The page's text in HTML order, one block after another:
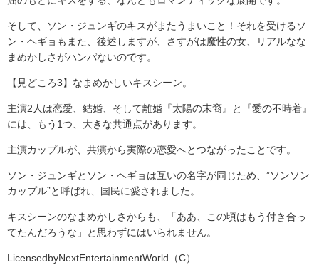
そして、ソン・ジュンギのキスがまたうまいこと！それを受けるソ
ン・ヘギョもまた、後述しますが、さすがは魔性の女、リアルなな
まめかしさがハンパないのです。
【見どころ3】なまめかしいキスシーン。
主演2人は恋愛、結婚、そして離婚『太陽の末裔』と『愛の不時着』
には、もう1つ、大きな共通点があります。
主演カップルが、共演から実際の恋愛へとつながったことです。
ソン・ジュンギとソン・ヘギョは互いの名字が同じため、”ソンソン
カップル”と呼ばれ、国民に愛されました。
キスシーンのなまめかしさからも、「ああ、この頃はもう付き合っ
てたんだろうな」と思わずにはいられません。
LicensedbyNextEntertainmentWorld（C）